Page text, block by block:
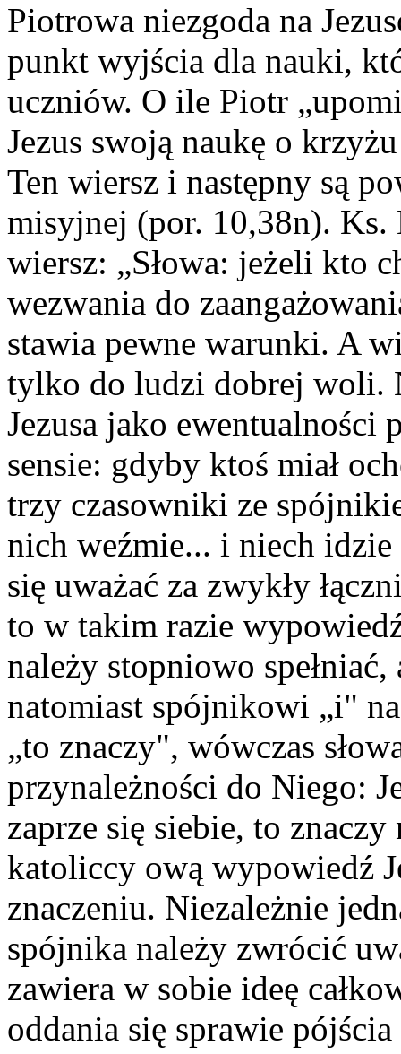
Piotrowa niezgoda na
punkt wyjścia dla nauki,
uczniów. O ile Piotr
Jezus swoją naukę o
Ten wiersz i następny są
misyjnej (por. 10,38n). Ks.
wiersz: „Słowa: jeżeli kto
wezwania do
stawia pewne warunki. A
tylko do ludzi dobrej woli.
Jezusa jako
sensie: gdyby ktoś miał
trzy czasowniki ze
nich weźmie... i niech
się uważać za zwykły
to w takim razie
należy stopniowo spełniać,
natomiast spójnikowi „i"
„to znaczy", wówczas
przynależności do Niego:
zaprze się siebie, to
katoliccy ową wypo­wiedź
znaczeniu. Niezależnie
spójnika należy zwrócić
zawiera w sobie ideę
oddania się sprawie